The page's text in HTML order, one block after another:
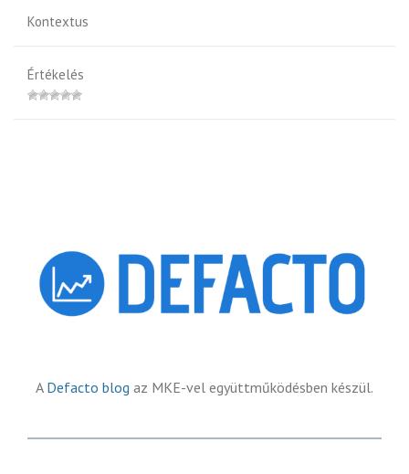
Kontextus
Értékelés
A Defacto blog az MKE-vel együttműködésben készül.